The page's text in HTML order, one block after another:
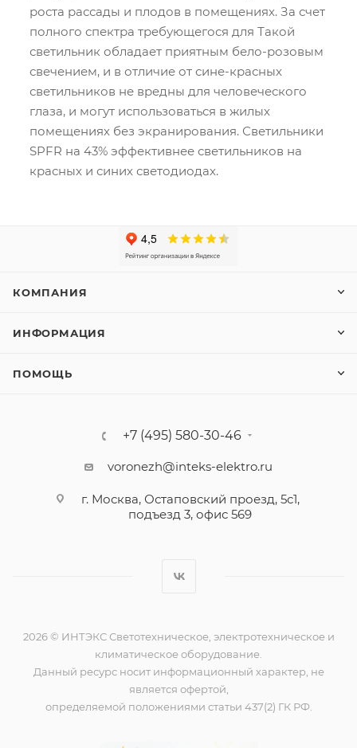
роста рассады и плодов в помещениях. За счет
полного спектра требующегося для Такой
светильник обладает приятным бело-розовым
свечением, и в отличие от сине-красных
светильников не вредны для человеческого
глаза, и могут использоваться в жилых
помещениях без экранирования. Светильники
SPFR на 43% эффективнее светильников на
красных и синих светодиодах.
КОМПАНИЯ
ИНФОРМАЦИЯ
ПОМОЩЬ
+7 (495) 580-30-46
voronezh@inteks-elektro.ru
г. Москва, Остаповский проезд, 5с1,
подъезд 3, офис 569
2026 © ИНТЭКС Светотехническое, электротехническое и
климатическое оборудование.
Данный ресурс носит информационный характер, не
является офертой,
определяемой положениями статьи 437(2) ГК РФ.